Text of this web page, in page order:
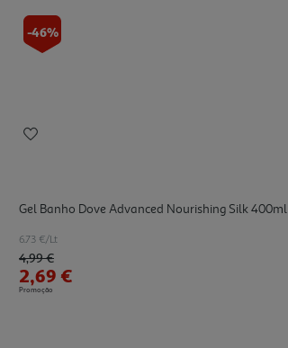
-46%
Gel Banho Dove Advanced Nourishing Silk 400ml
6.73 €/Lt
Price reduced from
4,99 €to
2,69 €
Promoção